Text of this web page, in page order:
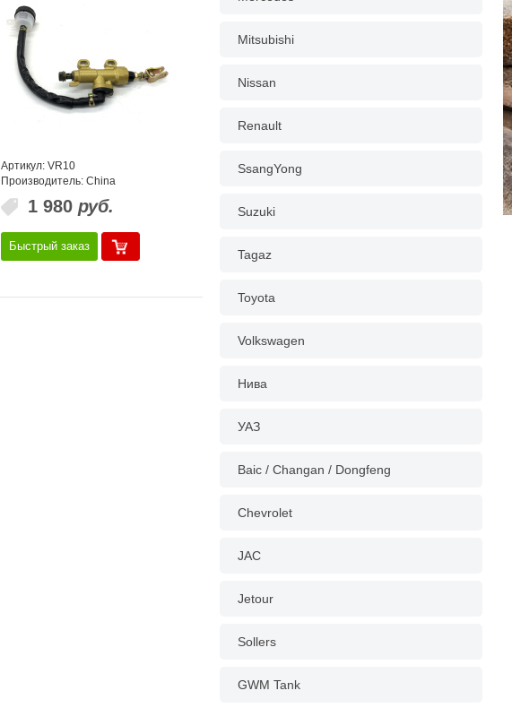
Артикул: VR10
Производитель: China
1 980 руб.
Быстрый заказ
Mitsubishi
Nissan
Renault
SsangYong
Suzuki
Tagaz
Toyota
Volkswagen
Нива
УАЗ
Baic / Changan / Dongfeng
Chevrolet
JAC
Jetour
Sollers
GWM Tank